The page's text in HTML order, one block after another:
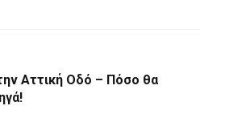
Αττική Οδό – Πόσο θα